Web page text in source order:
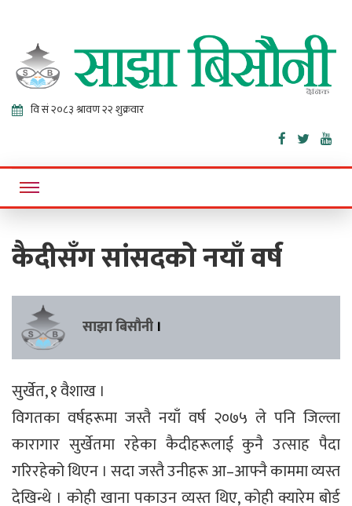
Sajha
Bisaunee
Online News Portal
कैदीसँग सांसदको नयाँ वर्ष
साझा बिसौनी ।
सुर्खेत, १ वैशाख ।
विगतका वर्षहरूमा जस्तै नयाँ वर्ष २०७५ ले पनि जिल्ला
कारागार सुर्खेतमा रहेका कैदीहरूलाई कुनै उत्साह पैदा
गरिरहेको थिएन । सदा जस्तै उनीहरू आ–आफ्नै काममा व्यस्त
देखिन्थे । कोही खाना पकाउन व्यस्त थिए, कोही क्यारेम बोर्ड